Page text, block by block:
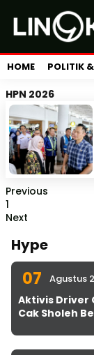
HOME POLITIK
HPN 2026
Previous
1
Next
Hype
07 Agustus
Aktivis Driver
Cak Sholeh